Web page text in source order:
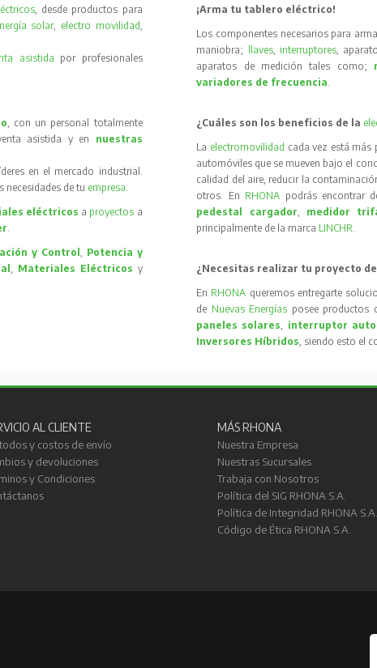
, desde productos para
solar, electro movilidad,
asistida por profesionales
, con un personal totalmente
asistida y en nuestras
en el mercado industrial.
necesidades de tu empresa.
eléctricos a proyectos a
.
y Control, Potencia y
, Materiales Eléctricos y
¡Arma tu tablero eléctrico!
Los componentes necesarios para
maniobra;
llaves, interruptores,
aparatos de medición tales como;
variadores de frecuencia.
¿Cuáles son los beneficios de la
La electromovilidad cada vez está más
automóviles que se mueven bajo el
calidad del aire, reducir la
otros. En RHONA podrás encontrar
pedestal cargador, medidor
principalmente de la marca LINCHR.
¿Necesitas realizar tu proyecto
En RHONA queremos entregarte
de Nuevas Energías posee productos
paneles solares, interruptor
Inversores Híbridos, siendo esto el
AL CLIENTE
y costos de envío
y devoluciones
y Condiciones
MÁS RHONA
Nuestra Empresa
Nuestras Sucursales
Trabaja con Nosotros
Política del SIG RHONA S.A.
Política de Integridad RHONA S.A.
Código de Ética RHONA S.A.